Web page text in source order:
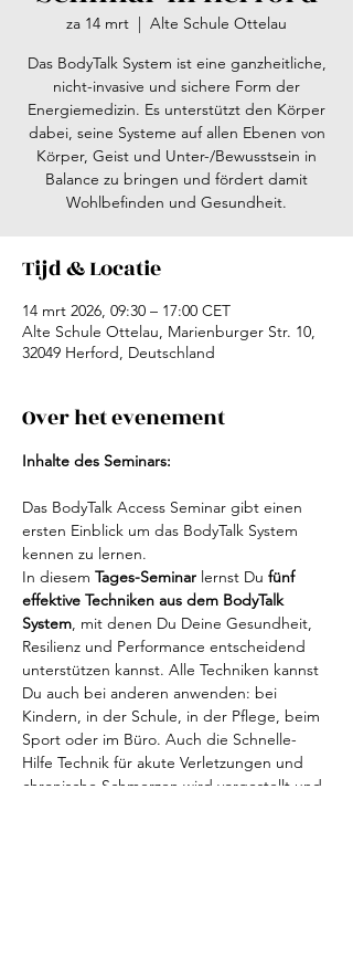
za 14 mrt
  |
Alte Schule Ottelau
Das BodyTalk System ist eine ganzheitliche,
nicht-invasive und sichere Form der
Energiemedizin. Es unterstützt den Körper
dabei, seine Systeme auf allen Ebenen von
Körper, Geist und Unter-/Bewusstsein in
Balance zu bringen und fördert damit
Wohlbefinden und Gesundheit.
Tijd & Locatie
14 mrt 2026, 09:30 – 17:00 CET
Alte Schule Ottelau, Marienburger Str. 10,
32049 Herford, Deutschland
Over het evenement
Inhalte des Seminars:
Das BodyTalk Access Seminar gibt einen
ersten Einblick um das BodyTalk System
kennen zu lernen.
In diesem Tages-Seminar lernst Du fünf
effektive Techniken aus dem BodyTalk
System, mit denen Du Deine Gesundheit,
Resilienz und Performance entscheidend
unterstützen kannst. Alle Techniken kannst
Du auch bei anderen anwenden: bei
Kindern, in der Schule, in der Pflege, beim
Sport oder im Büro. Auch die Schnelle-
Hilfe Technik für akute Verletzungen und
chronische Schmerzen wird vorgestellt und